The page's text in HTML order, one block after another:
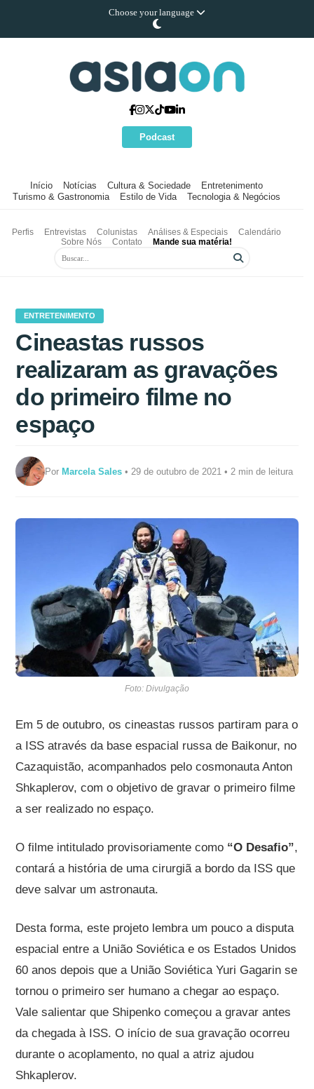
Choose your language
Podcast
Início Notícias Cultura & Sociedade
Entretenimento
Turismo & Gastronomia
Estilo de Vida Tecnologia & Negócios
Perfis Entrevistas Colunistas Análises & Especiais
Calendário
Sobre Nós
Contato Mande sua matéria!
ENTRETENIMENTO
Cineastas russos
realizaram as gravações
do primeiro filme no
espaço
PorMarcela Sales • 29 de outubro de 2021 • 2 min de leitura
Foto: Divulgação
Em 5 de outubro, os cineastas russos partiram para o
a ISS através da base espacial russa de Baikonur, no
Cazaquistão, acompanhados pelo cosmonauta Anton
Shkaplerov, com o objetivo de gravar o primeiro filme
a ser realizado no espaço.
O filme intitulado provisoriamente como “O Desafio”,
contará a história de uma cirurgiã a bordo da ISS que
deve salvar um astronauta.
Desta forma, este projeto lembra um pouco a disputa
espacial entre a União Soviética e os Estados Unidos
60 anos depois que a União Soviética Yuri Gagarin se
tornou o primeiro ser humano a chegar ao espaço.
Vale salientar que Shipenko começou a gravar antes
da chegada à ISS. O início de sua gravação ocorreu
durante o acoplamento, no qual a atriz ajudou
Shkaplerov.